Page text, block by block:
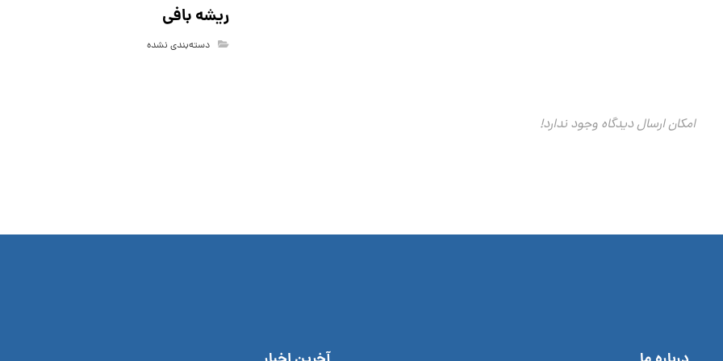
ریشه بافی
دسته‌بندی نشده
امکان ارسال دیدگاه وجود ندارد!